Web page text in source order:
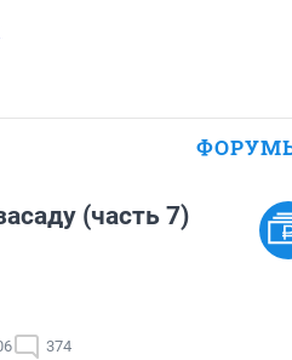
(часть 7)
374